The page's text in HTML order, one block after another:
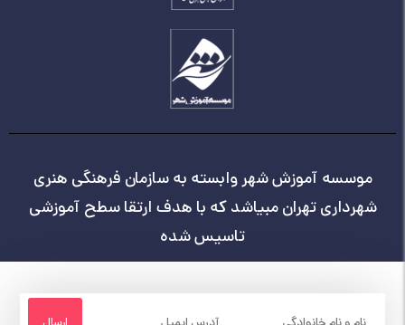
موسسه آموزش شهر وابسته به سازمان فرهنگی هنری
شهرداری تهران مبیاشد که با هدف ارتقا سطح آموزشی
تاسیس شده